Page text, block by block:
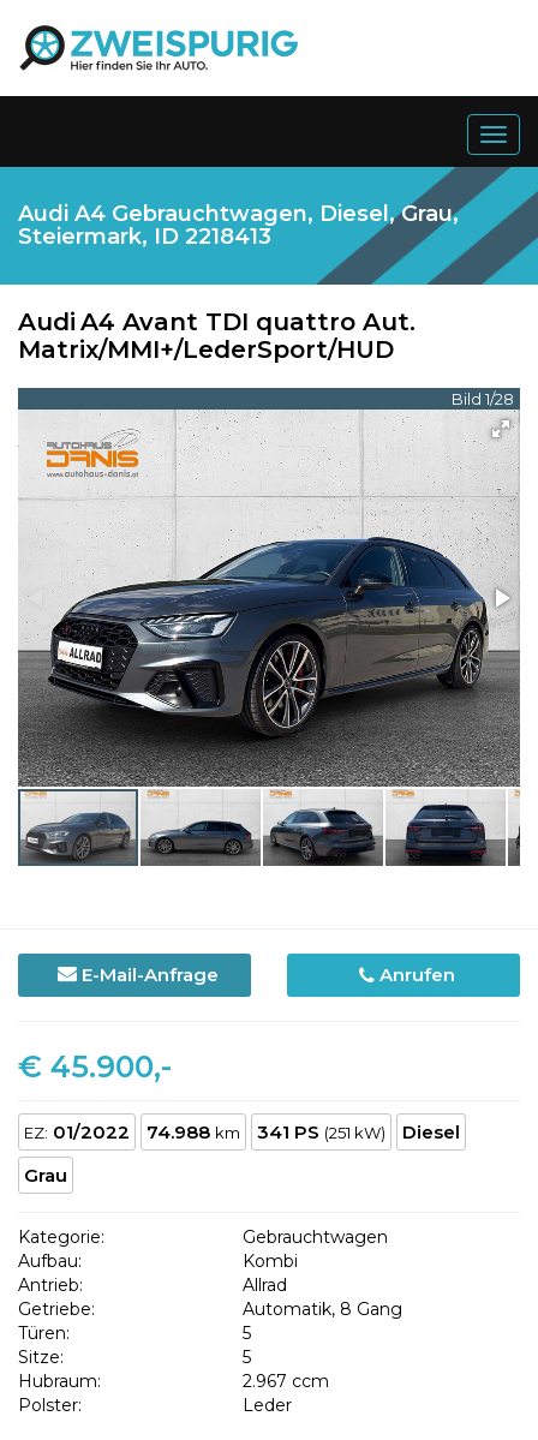
Audi A4 Gebrauchtwagen, Diesel, Grau,
Steiermark, ID 2218413
Audi A4 Avant TDI quattro Aut.
Matrix/MMI+/LederSport/HUD
Bild 1/28
E-Mail-Anfrage Anrufen
€ 45.900,-
EZ: 01/2022 74.988 km 341 PS (251 kW)
Diesel
Grau
Kategorie:
Gebrauchtwagen
Aufbau:
Kombi
Antrieb:
Allrad
Getriebe:
Automatik, 8 Gang
Türen:
5
Sitze:
5
Hubraum:
2.967 ccm
Polster:
Leder